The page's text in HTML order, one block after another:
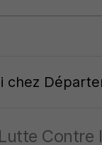
chez